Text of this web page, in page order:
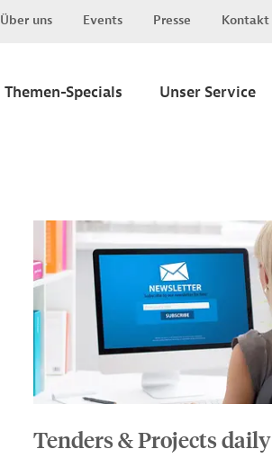
Über uns Events Presse Kontakt
Themen-Specials Unser Service
Tenders & Projects daily